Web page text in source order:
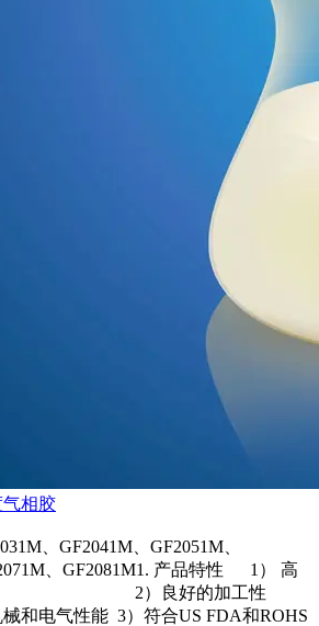
相胶
、GF2041M、GF2051M、
、GF2081M1. 产品特性 1） 高
）良好的加工性
和电气性能 3）符合US FDA和ROHS